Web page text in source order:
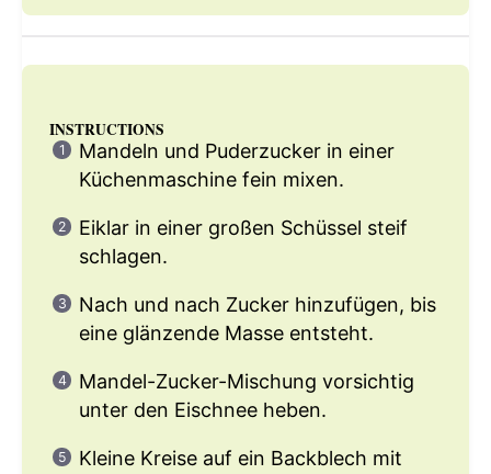
INSTRUCTIONS
Mandeln und Puderzucker in einer
Küchenmaschine fein mixen.
Eiklar in einer großen Schüssel steif
schlagen.
Nach und nach Zucker hinzufügen, bis
eine glänzende Masse entsteht.
Mandel-Zucker-Mischung vorsichtig
unter den Eischnee heben.
Kleine Kreise auf ein Backblech mit